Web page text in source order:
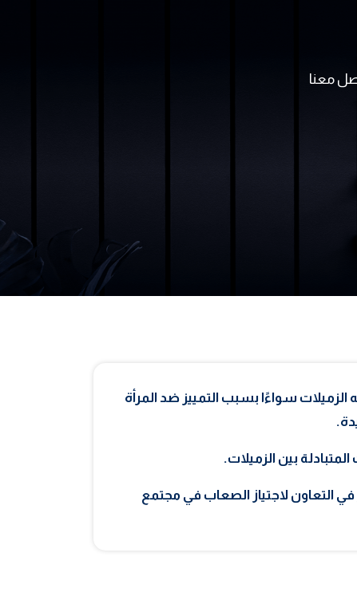
معنا
الزميلات سواءًا بسبب التمييز ضد المرأة
بين الزميلات.
في التعاون لاجتياز الصعاب في مجتمع